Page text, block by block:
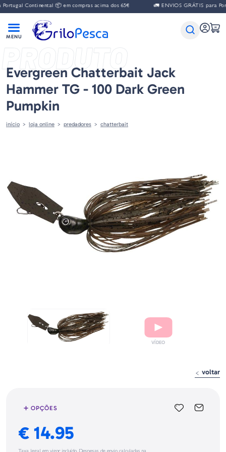
Continental 📦 em compras acima dos 65€ 🚛 ENVIOS GRÁTIS para
PRODUTO
Evergreen Chatterbait Jack
Hammer TG - 100 Dark Green
Pumpkin
início loja online predadores chatterbait
voltar
➕ OPÇÕES
€ 14.95